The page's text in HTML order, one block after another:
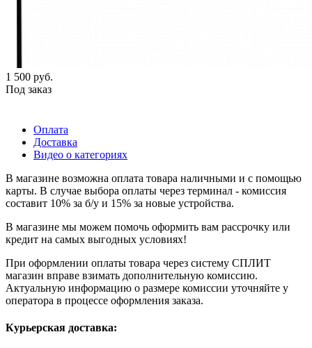
1 500 руб.
Под заказ
Оплата
Доставка
Видео о категориях
В магазине возможна оплата товара наличными и с помощью
карты. В случае выбора оплаты через терминал - комиссия
составит 10% за б/у и 15% за новые устройства.
В магазине мы можем помочь оформить вам рассрочку или
кредит на самых выгодных условиях!
При оформлении оплаты товара через систему СПЛИТ
магазин вправе взимать дополнительную комиссию.
Актуальную информацию о размере комиссии уточняйте у
оператора в процессе оформления заказа.
Курьерская доставка: